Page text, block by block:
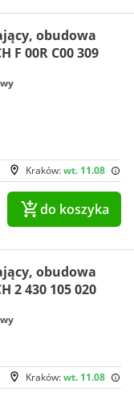
obudowa
F 00R C00 309
Kraków:wt. 11.08
do koszyka
obudowa
2 430 105 020
Kraków:wt. 11.08